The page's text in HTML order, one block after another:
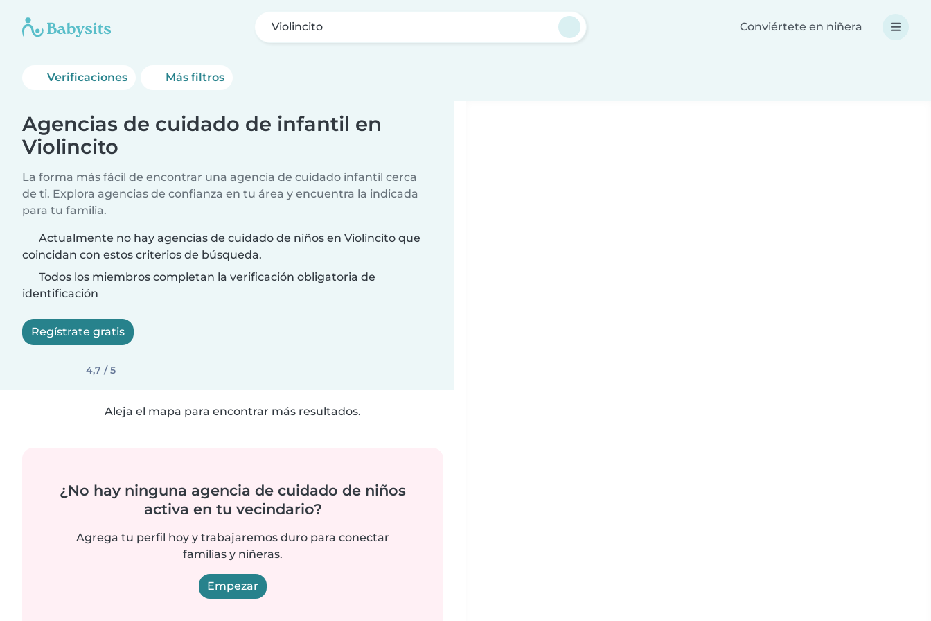
Violincito Conviértete en niñera
Verificaciones Más filtros
Agencias de cuidado de infantil en
Violincito
La forma más fácil de encontrar una agencia de cuidado infantil cerca
de ti. Explora agencias de confianza en tu área y encuentra la indicada
para tu familia.
Actualmente no hay agencias de cuidado de niños en Violincito que
coincidan con estos criterios de búsqueda.
Todos los miembros completan la verificación obligatoria de
identificación
Regístrate gratis
4,7 / 5
Aleja el mapa para encontrar más resultados.
¿No hay ninguna agencia de cuidado de niños
activa en tu vecindario?
Agrega tu perfil hoy y trabajaremos duro para conectar
familias y niñeras.
Empezar